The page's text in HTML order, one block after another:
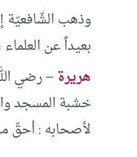
وذهب الشّافعيّة
بعيداً عن
هريرة– رضي
خشبة المسجد
لأصحابه : أحقّ